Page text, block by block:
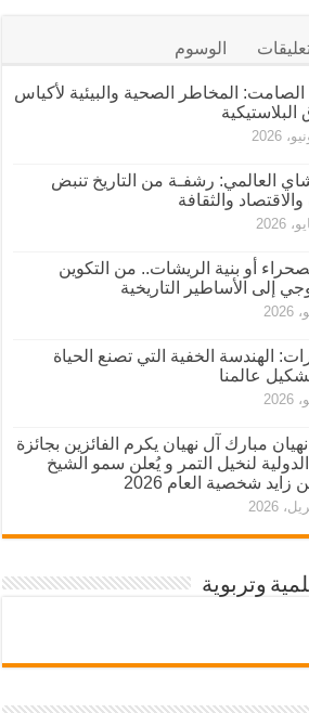
الوسوم
الصامت: المخاطر الصحية والبيئية لأكياس
البلاستيكية
العالمي: رشفـة من التاريخ تنبض
والاقتصاد والثقافة
أو بنية الريشات.. من التكوين
إلى الأساطير التاريخية
الهندسة الخفية التي تصنع الحياة
عالمنا
مبارك آل نهيان يكرم الفائزين بجائزة
لنخيل التمر و يُعلن سمو الشيخ
زايد شخصية العام 2026
وتربوية